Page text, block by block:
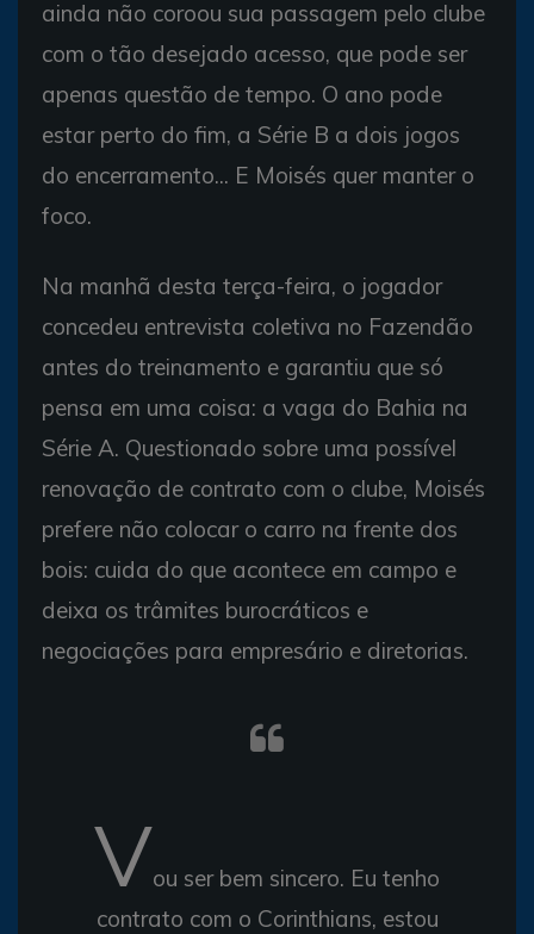
ainda não coroou sua passagem pelo clube
com o tão desejado acesso, que pode ser
apenas questão de tempo. O ano pode
estar perto do fim, a Série B a dois jogos
do encerramento... E Moisés quer manter o
foco.
Na manhã desta terça-feira, o jogador
concedeu entrevista coletiva no Fazendão
antes do treinamento e garantiu que só
pensa em uma coisa: a vaga do Bahia na
Série A. Questionado sobre uma possível
renovação de contrato com o clube, Moisés
prefere não colocar o carro na frente dos
bois: cuida do que acontece em campo e
deixa os trâmites burocráticos e
negociações para empresário e diretorias.
Vou ser bem sincero. Eu tenho
contrato com o Corinthians, estou